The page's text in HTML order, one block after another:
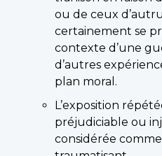
ou de ceux
certainement se
contexte d’une
d’autres
plan moral.
L’exposition
préjudiciable ou
considérée